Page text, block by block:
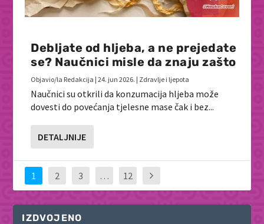
Debljate od hljeba, a ne prejedate
se? Naučnici misle da znaju zašto
Objavio/la Redakcija |24. jun 2026. | Zdravlje i ljepota
Naučnici su otkrili da konzumacija hljeba može
dovesti do povećanja tjelesne mase čak i bez...
DETALJNIJE
1 2 3 … 12
IZDVOJENO